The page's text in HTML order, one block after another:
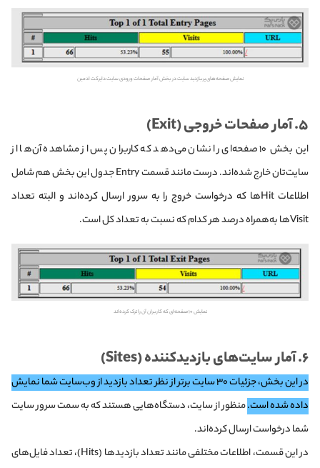
نمایش صفحه‌های پربازدید سایت در بخش آمار صفحات ورودی سایت دایرکت ادمین
۵. آمار صفحات خروجی (Exit)
این بخش ۱۰ صفحه‌ای را نشان می‌دهد که کاربران پس از مشاهده آن‌ها از
سایت‌تان خارج شده‌اند. درست مانند قسمت Entry جدول این بخش هم شامل
اطلاعات Hitها که درخواست خروج را به سرور ارسال کرده‌اند و البته تعداد
Visitها به‌همراه درصد هر کدام که نسبت به تعداد کل است.
نمایش ۱۰ صفحه‌ای که کاربران آن را ترک کرده‌اند
۶. آمار سایت‌های بازدیدکننده (Sites)
در این بخش، جزئیات ۳۰ سایت برتر از نظر تعداد بازدید از وب‌سایت شما نمایش
داده شده است.منظور از سایت، دستگاه‌هایی هستند که به سمت سرور سایت
شما درخواست ارسال کرده‌اند.
در این قسمت، اطلاعات مختلفی مانند تعداد بازدیدها (Hits)، تعداد فایل‌های